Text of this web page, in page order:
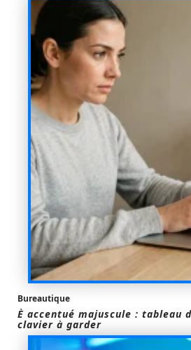
Bureautique
È accentué majuscule : tableau
clavier à garder